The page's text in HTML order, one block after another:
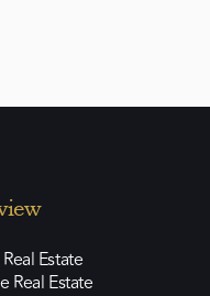
Estate
Real Estate